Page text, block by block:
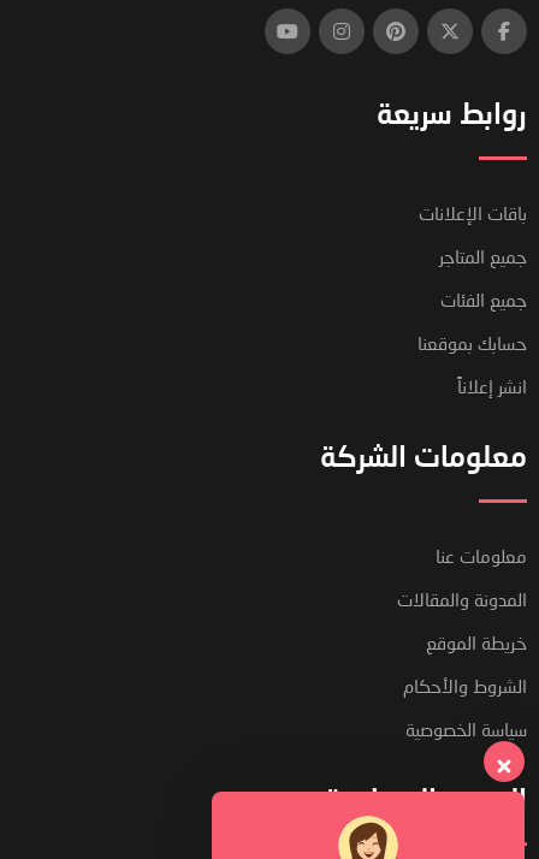
روابط سريعة
باقات الإعلانات
جميع المتاجر
جميع الفئات
حسابك بموقعنا
انشر إعلاناً
معلومات الشركة
معلومات عنا
المدونة والمقالات
خريطة الموقع
الشروط والأحكام
سياسة الخصوصية
الدعم والمساعدة